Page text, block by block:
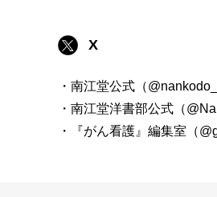
X
・南江堂公式（
・南江堂洋書部公式（
・『がん看護』編集室（